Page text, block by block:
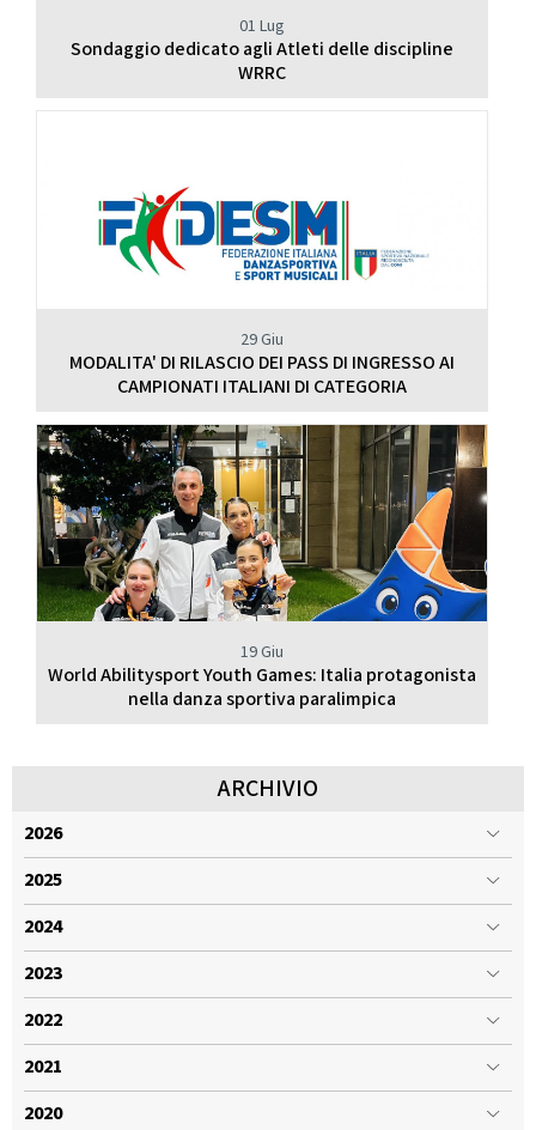
01 Lug
Sondaggio dedicato agli Atleti delle discipline
WRRC
29 Giu
MODALITA' DI RILASCIO DEI PASS DI INGRESSO AI
CAMPIONATI ITALIANI DI CATEGORIA
19 Giu
World Abilitysport Youth Games: Italia protagonista
nella danza sportiva paralimpica
ARCHIVIO
2026
2025
2024
2023
2022
2021
2020